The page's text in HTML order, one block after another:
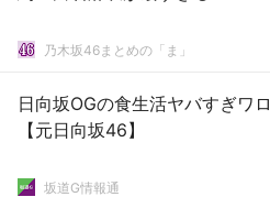
乃木坂46まとめの「ま」
日向坂OGの食生活ヤバすぎワ
【元日向坂46】
坂道G情報通